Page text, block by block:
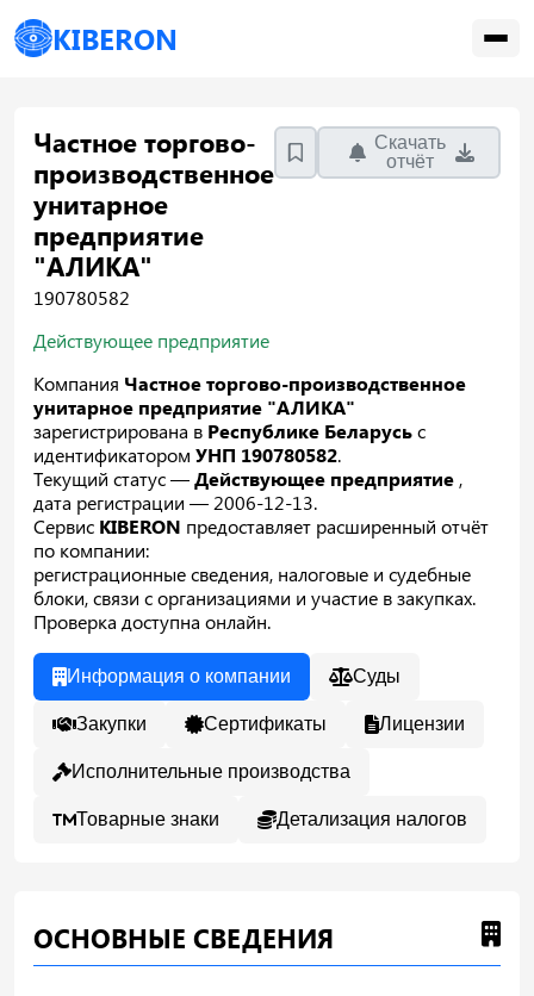
KIBERON
Частное торгово-
производственное
унитарное
предприятие
"АЛИКА"
190780582
Скачать
отчёт
Действующее предприятие
Компания Частное торгово-производственное
унитарное предприятие "АЛИКА"
зарегистрирована в Республике Беларусьс
идентификатором УНП 190780582.
Текущий статус —Действующее предприятие ,
дата регистрации — 2006-12-13.
Сервис KIBERON предоставляет расширенный отчёт
по компании:
регистрационные сведения, налоговые и судебные
блоки, связи с организациями и участие в закупках.
Проверка доступна онлайн.
Информация о компании Суды
Закупки Сертификаты Лицензии
Исполнительные производства
Товарные знаки Детализация налогов
ОСНОВНЫЕ СВЕДЕНИЯ